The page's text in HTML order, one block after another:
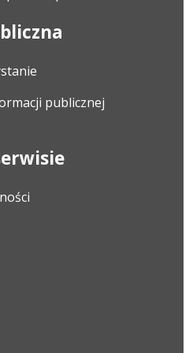
publicznej